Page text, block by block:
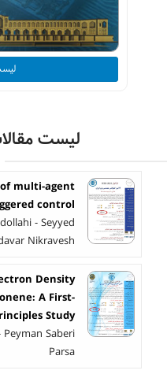
لیست
multi-agent
control
- Seyyed
Nikravesh
Density
A First-
Study
Saberi
Parsa